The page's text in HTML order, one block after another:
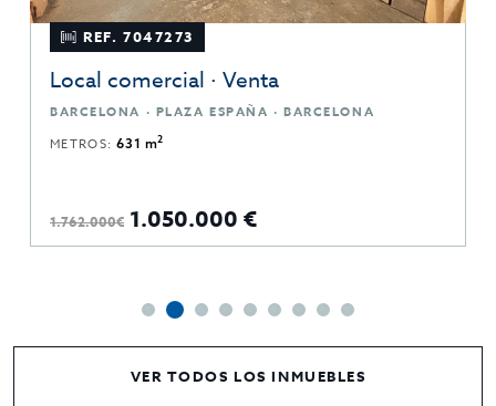
REF. 7047273
Local comercial · Venta
BARCELONA · PLAZA ESPAÑA · BARCELONA
METROS:631 m2
1.762.000€ 1.050.000 €
VER TODOS LOS INMUEBLES